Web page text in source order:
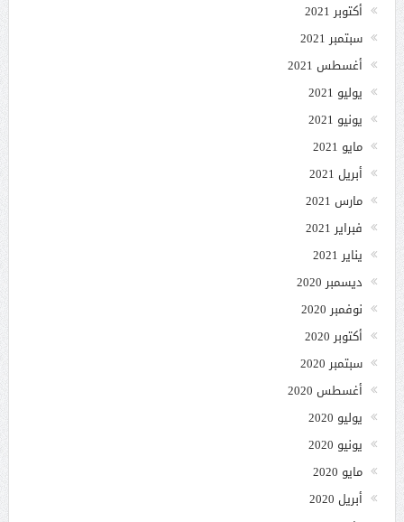
أكتوبر 2021
سبتمبر 2021
أغسطس 2021
يوليو 2021
يونيو 2021
مايو 2021
أبريل 2021
مارس 2021
فبراير 2021
يناير 2021
ديسمبر 2020
نوفمبر 2020
أكتوبر 2020
سبتمبر 2020
أغسطس 2020
يوليو 2020
يونيو 2020
مايو 2020
أبريل 2020